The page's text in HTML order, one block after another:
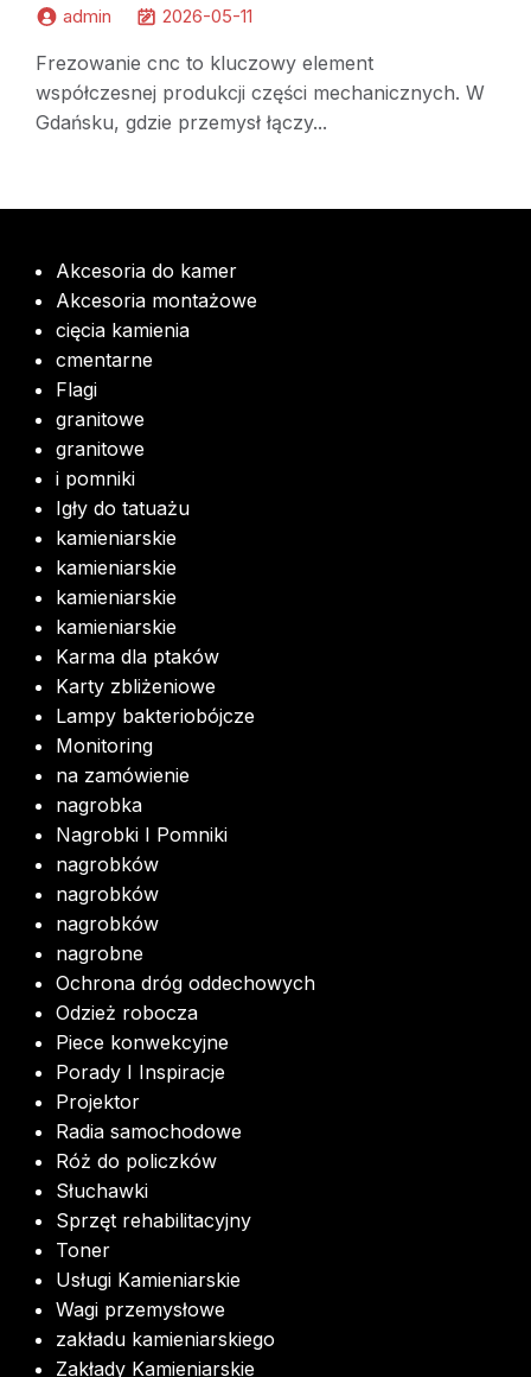
admin 2026-05-11
Frezowanie cnc to kluczowy element
współczesnej produkcji części mechanicznych. W
Gdańsku, gdzie przemysł łączy...
Akcesoria do kamer
Akcesoria montażowe
cięcia kamienia
cmentarne
Flagi
granitowe
granitowe
i pomniki
Igły do tatuażu
kamieniarskie
kamieniarskie
kamieniarskie
kamieniarskie
Karma dla ptaków
Karty zbliżeniowe
Lampy bakteriobójcze
Monitoring
na zamówienie
nagrobka
Nagrobki I Pomniki
nagrobków
nagrobków
nagrobków
nagrobne
Ochrona dróg oddechowych
Odzież robocza
Piece konwekcyjne
Porady I Inspiracje
Projektor
Radia samochodowe
Róż do policzków
Słuchawki
Sprzęt rehabilitacyjny
Toner
Usługi Kamieniarskie
Wagi przemysłowe
zakładu kamieniarskiego
Zakłady Kamieniarskie